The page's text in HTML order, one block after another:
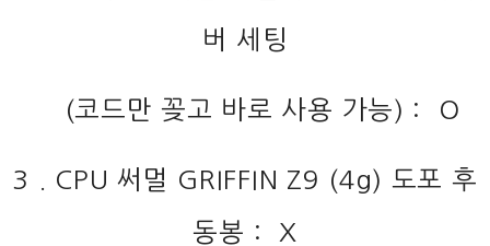
버 세팅
(코드만 꽂고 바로 사용 가능) : O
3 . CPU 써멀 GRIFFIN Z9 (4g) 도포 후
동봉 : X